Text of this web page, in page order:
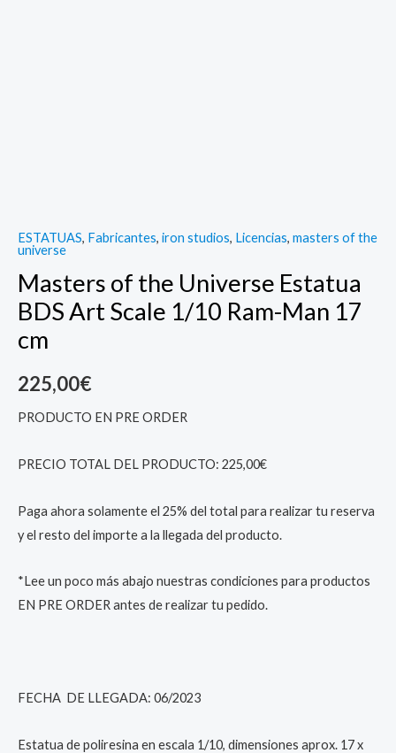
ESTATUAS, Fabricantes, iron studios, Licencias, masters of the
universe
Masters of the Universe Estatua
BDS Art Scale 1/10 Ram-Man 17
cm
225,00€
PRODUCTO EN PRE ORDER
PRECIO TOTAL DEL PRODUCTO: 225,00€
Paga ahora solamente el 25% del total para realizar tu reserva
y el resto del importe a la llegada del producto.
*Lee un poco más abajo nuestras condiciones para productos
EN PRE ORDER antes de realizar tu pedido.
FECHA DE LLEGADA: 06/2023
Estatua de poliresina en escala 1/10, dimensiones aprox. 17 x